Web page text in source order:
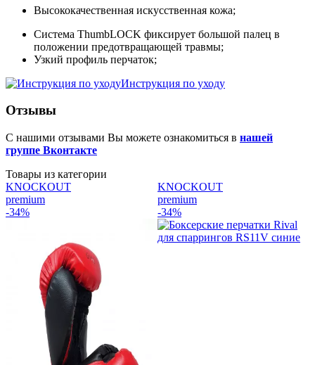
Высококачественная искусственная кожа;
Система ThumbLOCK фиксирует большой палец в
положении предотвращающей травмы;
Узкий профиль перчаток;
Инструкция по уходу
Отзывы
С нашими отзывами Вы можете ознакомиться в нашей
группе Вконтакте
Товары из категории
KNOCKOUT
premium
-34%
KNOCKOUT
premium
-34%